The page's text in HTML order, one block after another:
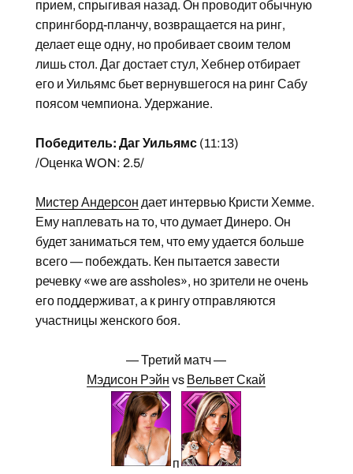
прием, спрыгивая назад. Он проводит обычную
спрингборд-планчу, возвращается на ринг,
делает еще одну, но пробивает своим телом
лишь стол. Даг достает стул, Хебнер отбирает
его и Уильямс бьет вернувшегося на ринг Сабу
поясом чемпиона. Удержание.
Победитель: Даг Уильямс(11:13)
/Оценка WON: 2.5/
Мистер Андерсон дает интервью Кристи Хемме.
Ему наплевать на то, что думает Динеро. Он
будет заниматься тем, что ему удается больше
всего — побеждать. Кен пытается завести
речевку «we are assholes», но зрители не очень
его поддерживат, а к рингу отправляются
участницы женского боя.
— Третий матч —
Мэдисон Рэйн vs Вельвет Скай
п